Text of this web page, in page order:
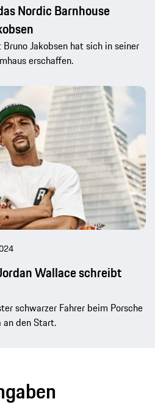
Nordic Barnhouse
Jakobsen hat sich in seiner
erschaffen.
Wallace schreibt
schwarzer Fahrer beim Porsche
an den Start.